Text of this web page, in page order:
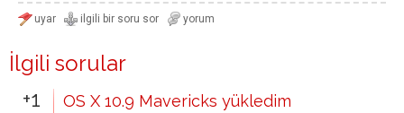
İlgili sorular
+1
OS X 10.9 Mavericks yükledim